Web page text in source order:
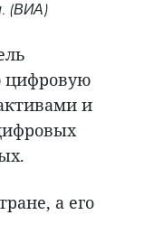
(ВИА)
цифровую
и
а его